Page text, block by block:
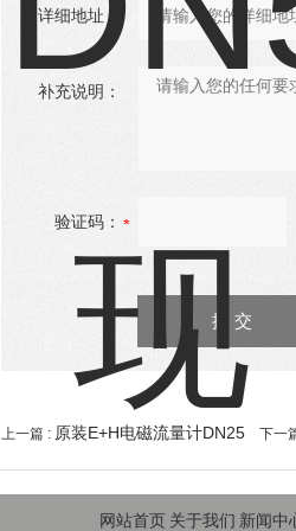
详细地址：
补充说明：
验证码：
上一篇 : 原装E+H电磁流量计DN25 下一
网站首页 关于我们 新闻中